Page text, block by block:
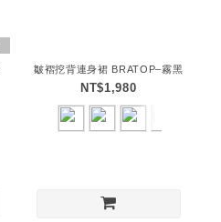
皺褶挖背連身裙 BRATOP–霧黑
NT$1,980